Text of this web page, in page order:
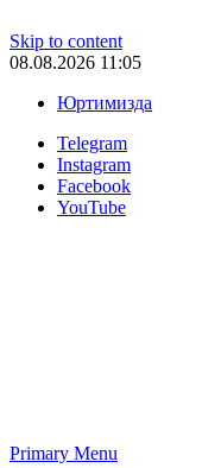
Skip to content
08.08.2026 11:05
Юртимизда
Telegram
Instagram
Facebook
YouTube
Primary Menu